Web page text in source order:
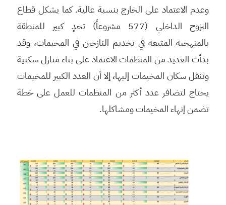
وعدم الاعتماد على الخارج بنسبة عالية. كما يشكل قطاع
النزوح الداخلي (577 مشروعاً) تحدٍ كبير للمنطقة
بالمنهجية المتبعة في تخديم النازحين في المخيمات، وقد
بدأت العديد من المنظمات الاعتماد على بناء منازل سكنية
وتنقل سكان المخيمات إليها، إلا أن العدد الكبير للمخيمات
يحتاج لتضافر عدد أكثر من المنظمات للعمل على خطة
تضمن إنهاء المخيمات ومشاكلها.